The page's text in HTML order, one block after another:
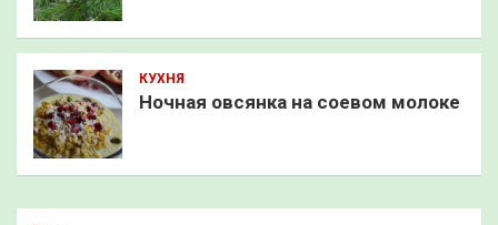
КУХНЯ
Ночная овсянка на соевом молоке